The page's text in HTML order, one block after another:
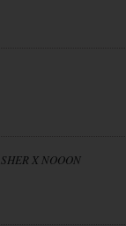
X NOOON